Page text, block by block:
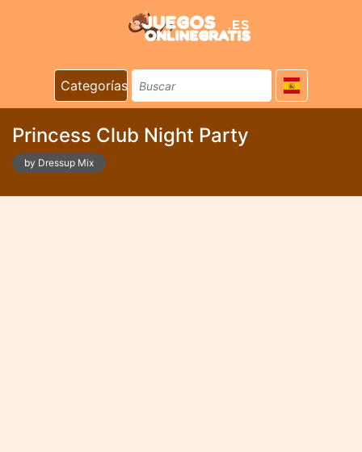
Categorías
Princess Club Night Party
by Dressup Mix